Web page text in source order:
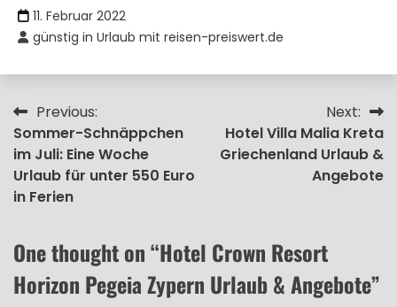
11. Februar 2022
günstig in Urlaub mit reisen-preiswert.de
Beitragsnavigation
Previous:
Sommer-Schnäppchen
im Juli: Eine Woche
Urlaub für unter 550 Euro
in Ferien
Next:
Hotel Villa Malia Kreta
Griechenland Urlaub &
Angebote
One thought on “Hotel Crown Resort
Horizon Pegeia Zypern Urlaub & Angebote”